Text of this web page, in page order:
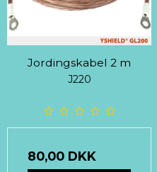
Jordingskabel 2 m
J220
80,00 DKK